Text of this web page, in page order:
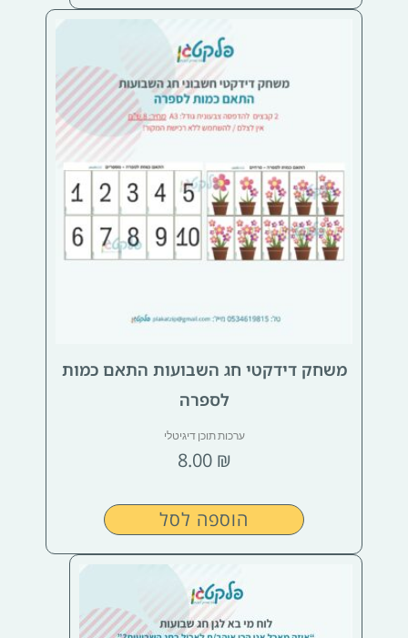
משחק דידקטי חג השבועות התאם כמות
לספרה
ערכות תוכן דיגיטלי
8.00 ₪
הוספה לסל